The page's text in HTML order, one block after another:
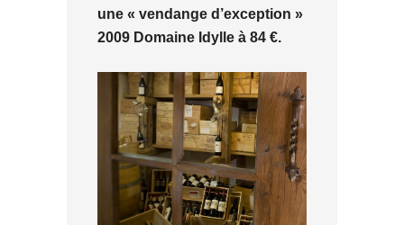
une « vendange d’exception »
2009 Domaine Idylle à 84 €.